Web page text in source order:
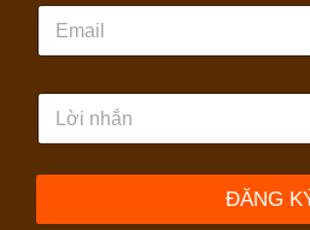
*
E
a
L
i
n
ắ
ĐĂNG